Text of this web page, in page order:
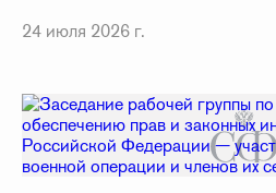
24 июля 2026 г.